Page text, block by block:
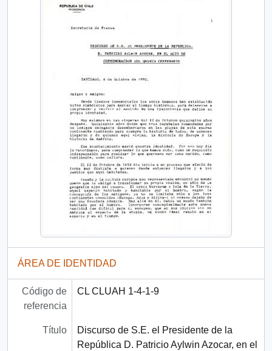
ÁREA DE IDENTIDAD
Código de
referencia
CL CLUAH 1-4-1-9
Título
Discurso de S.E. el Presidente de la
República D. Patricio Aylwin Azocar, en el